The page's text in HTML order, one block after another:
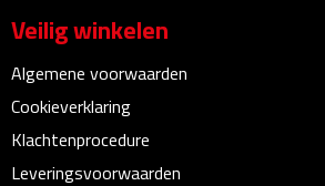
Fiets telefoonhouders
Fietspompen
Fietssloten
Veilig winkelen
Algemene voorwaarden
Cookieverklaring
Klachtenprocedure
Leveringsvoorwaarden